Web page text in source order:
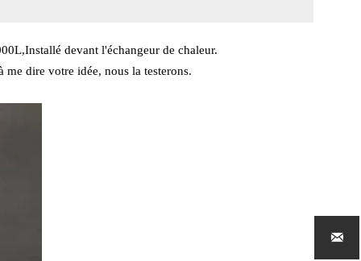
devant l'échangeur de chaleur.
dire votre idée, nous la testerons.
